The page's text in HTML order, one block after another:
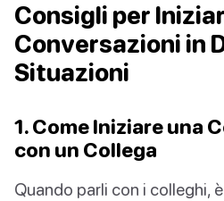
Consigli per
Conversazioni in
Situazioni
1. Come Iniziare una
con un Collega
Quando parli con i colleghi,